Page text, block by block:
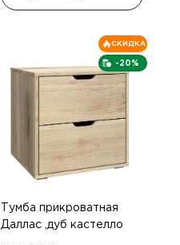
-20%
СКИДКА
Тумба прикроватная
Даллас ,дуб кастелло